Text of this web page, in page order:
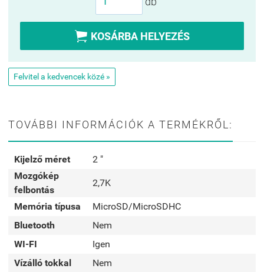
 KOSÁRBA HELYEZÉS
Felvitel a kedvencek közé »
TOVÁBBI INFORMÁCIÓK A TERMÉKRŐL:
Kijelző méret
2 "
Mozgókép
felbontás
2,7K
Memória típusa
MicroSD/MicroSDHC
Bluetooth
Nem
WI-FI
Igen
Vízálló tokkal
Nem